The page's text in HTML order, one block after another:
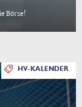
Börse!
HV-KALENDER